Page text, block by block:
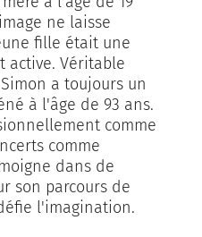
ne laisse
fille était une
active. Véritable
a toujours un
à l'âge de 93 ans.
comme
comme
dans de
son parcours de
l'imagination.